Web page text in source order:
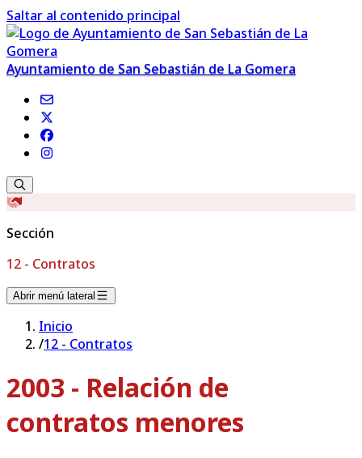
Saltar al contenido principal
Ayuntamiento de San Sebastián de La Gomera
Sección
12 - Contratos
Abrir menú lateral
Inicio
/12 - Contratos
2003 - Relación de
contratos menores